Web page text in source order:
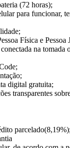
(72 horas);
para funcionar,
Física e Pessoa
na tomada
digital gratuita;
transparentes
parcelado(8,19%);